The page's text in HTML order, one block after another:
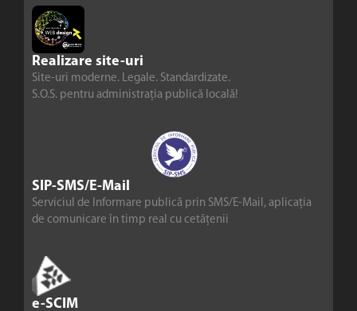
Realizare site-uri
Site-uri moderne. Legale. Standardizate.
S.O.S. pentru administrația publică locală!
SIP-SMS/E-Mail
Serviciul de Informare publică prin SMS/E-Mail, aplicația
de comunicare în timp real cu cetățenii
e-SCIM